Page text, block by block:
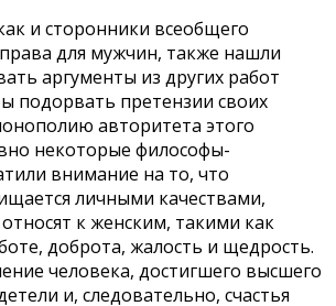
и сторонники всеобщего
для мужчин, также нашли
аргументы из других работ
подорвать претензии своих
авторитета этого
некоторые философы-
внимание на то, что
личными качествами,
к женским, такими как
доброта, жалость и щедрость.
человека, достигшего высшего
и, следовательно, счастья